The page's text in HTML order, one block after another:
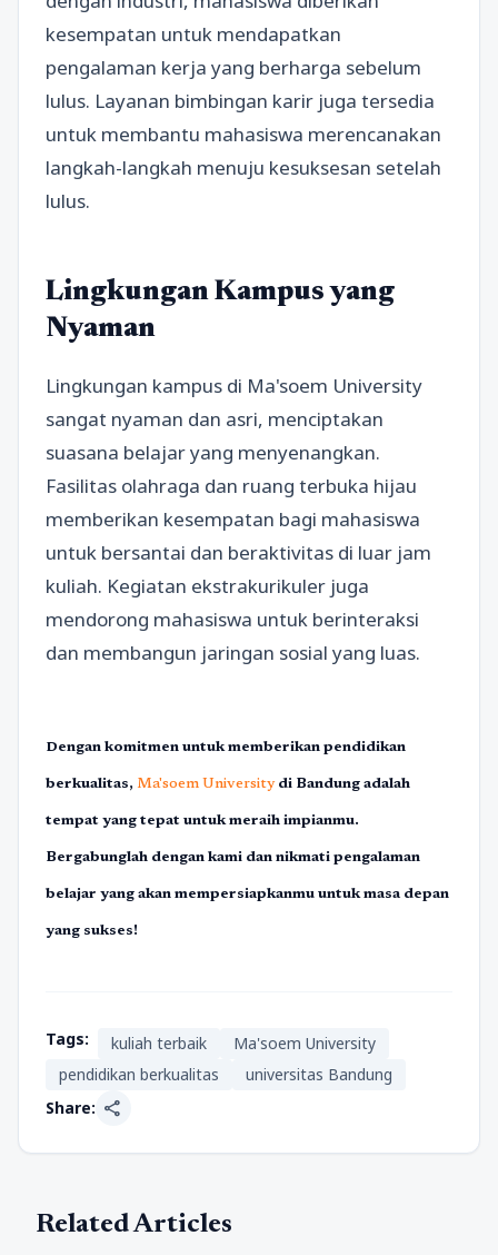
kesempatan untuk mendapatkan
pengalaman kerja yang berharga sebelum
lulus. Layanan bimbingan karir juga tersedia
untuk membantu mahasiswa merencanakan
langkah-langkah menuju kesuksesan setelah
lulus.
Lingkungan Kampus yang
Nyaman
Lingkungan kampus di Ma'soem University
sangat nyaman dan asri, menciptakan
suasana belajar yang menyenangkan.
Fasilitas olahraga dan ruang terbuka hijau
memberikan kesempatan bagi mahasiswa
untuk bersantai dan beraktivitas di luar jam
kuliah. Kegiatan ekstrakurikuler juga
mendorong mahasiswa untuk berinteraksi
dan membangun jaringan sosial yang luas.
Dengan komitmen untuk memberikan pendidikan
berkualitas, Ma'soem Universitydi Bandung adalah
tempat yang tepat untuk meraih impianmu.
Bergabunglah dengan kami dan nikmati pengalaman
belajar yang akan mempersiapkanmu untuk masa depan
yang sukses!
Tags: kuliah terbaik
Ma'soem University
pendidikan berkualitas
universitas Bandung
Share: share
Related Articles